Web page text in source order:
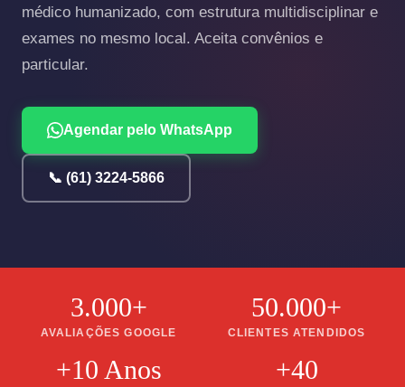
médico humanizado, com estrutura multidisciplinar e
exames no mesmo local. Aceita convênios e
particular.
Agendar pelo WhatsApp
📞 (61) 3224-5866
3.000+
AVALIAÇÕES GOOGLE
50.000+
CLIENTES ATENDIDOS
+10 Anos +40